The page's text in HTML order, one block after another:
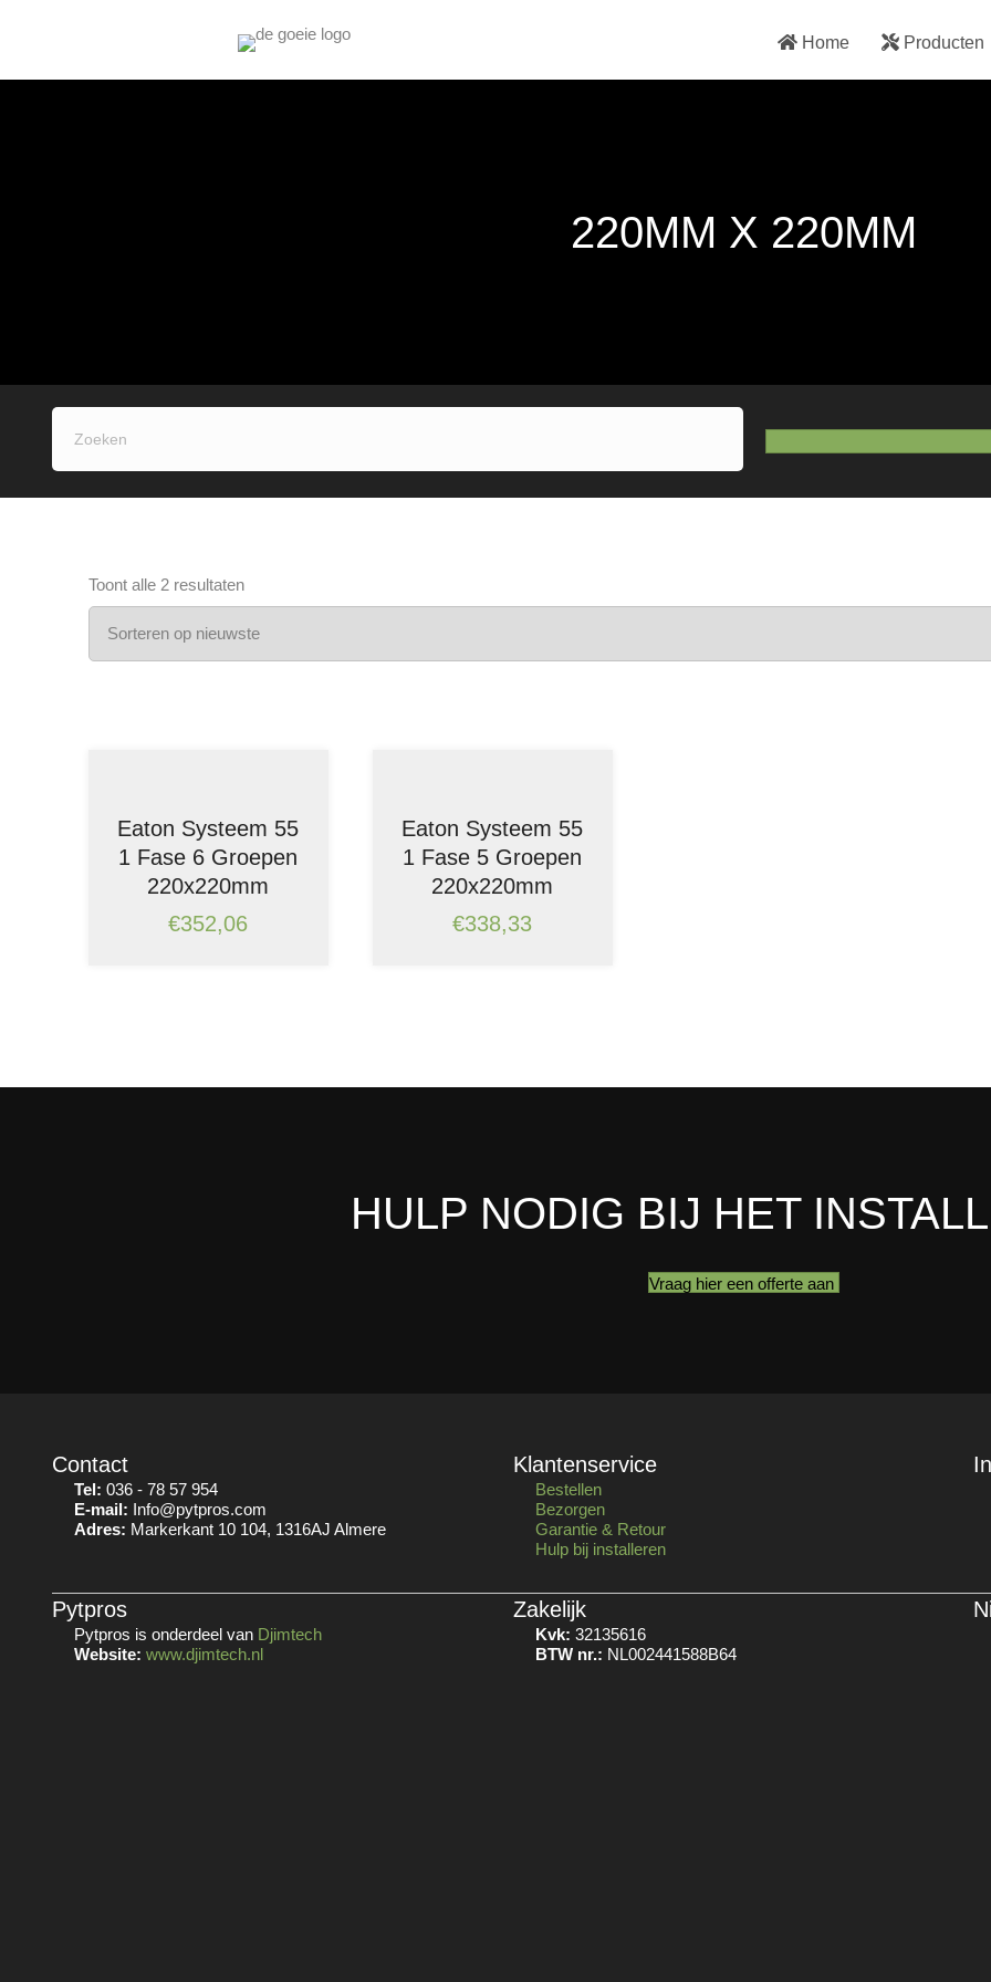
Home Producten
220MM X 220MM
Toont alle 2 resultatenGesorteerd
op
Eaton Systeem 55
1 Fase 6 Groepen
220x220mm
€352,06
Eaton Systeem 55
1 Fase 5 Groepen
220x220mm
€338,33
HULP NODIG BIJ HET
Vraag hier een offerte aan
Contact
Tel: 036 - 78 57 954
E-mail: Info@pytpros.com
Adres: Markerkant 10 104, 1316AJ Almere
Klantenservice
Bestellen
Bezorgen
Garantie & Retour
Hulp bij installeren
Pytpros
Pytpros is onderdeel van Djimtech
Website: www.djimtech.nl
Zakelijk
Kvk: 32135616
BTW nr.: NL002441588B64